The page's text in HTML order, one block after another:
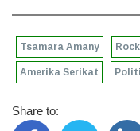
Tsamara Amany
Amerika Serikat
Share to: